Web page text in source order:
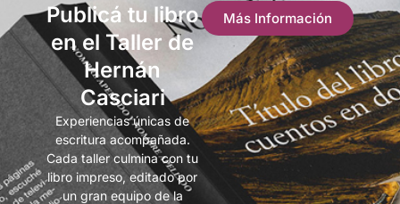
Publicá tu libro
en el Taller de
Hernán
Casciari
Experiencias únicas de
escritura acompañada.
Cada taller culmina con tu
libro impreso, editado por
un gran equipo de la
Más Información